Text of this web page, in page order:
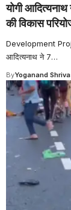
योगी
की विकास
Development
आदित्यनाथ ने 7…
ByYoganand